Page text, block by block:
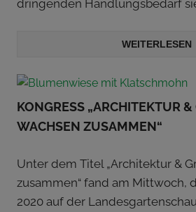
dringenden Handlungsbedarf
WEITERLESEN
KONGRESS „ARCHITEKTUR
WACHSEN ZUSAMMEN“
Unter dem Titel „Architektur &
zusammen“ fand am Mittwoch,
2020 auf der